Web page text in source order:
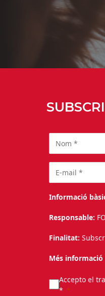
Informació
Responsable:
Finalitat:
Més informació
Accepto el
*